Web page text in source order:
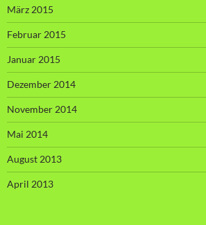
März 2015
Februar 2015
Januar 2015
Dezember 2014
November 2014
Mai 2014
August 2013
April 2013